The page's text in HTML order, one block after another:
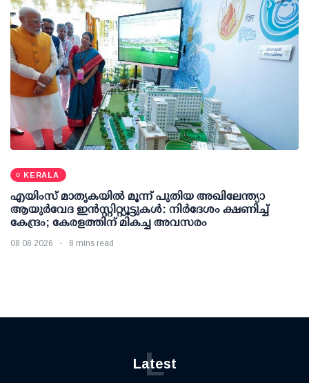
KERALA
എയിംസ് മാതൃകയില്‍ മൂന്ന് പുതിയ അഖിലേന്ത്യാ
ആയുര്‍വേദ ഇന്‍സ്റ്റിറ്റ്യൂട്ടുകള്‍: നിര്‍ദേശം ക്ഷണിച്ച്
കേന്ദ്രം; കേരളത്തിന് മികച്ച അവസരം
08 08 2026 8 mins read
Latest
L